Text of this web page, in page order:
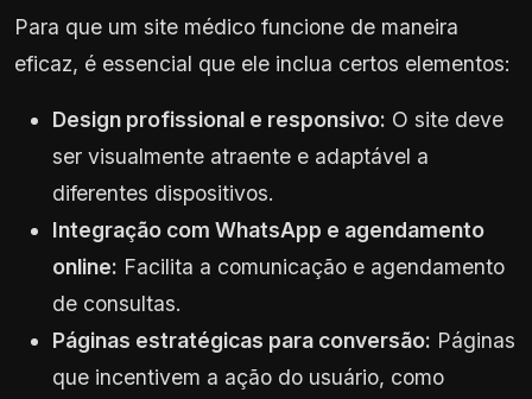
Para que um site médico funcione de maneira
eficaz, é essencial que ele inclua certos elementos:
Design profissional e responsivo: O site deve
ser visualmente atraente e adaptável a
diferentes dispositivos.
Integração com WhatsApp e agendamento
online: Facilita a comunicação e agendamento
de consultas.
Páginas estratégicas para conversão: Páginas
que incentivem a ação do usuário, como